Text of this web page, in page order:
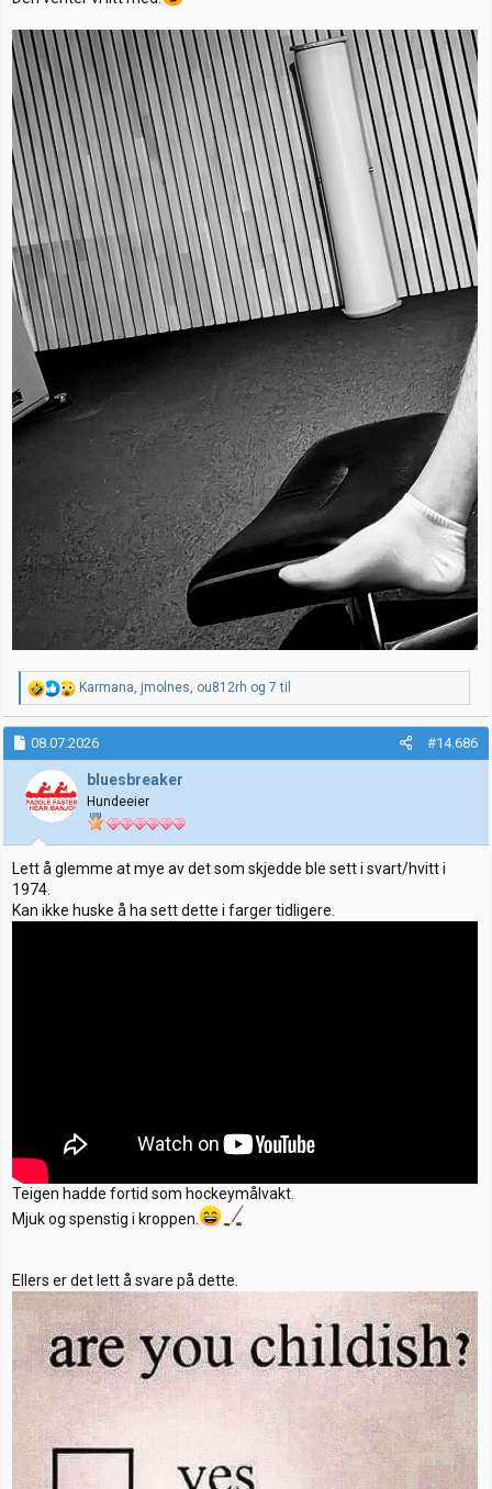
R
e
a
k
s
r
:
Karmana, jmolnes, ou812rh og 7 til
08.07.2026 #14.686
bluesbreaker
Hundeeier
Lett å glemme at mye av det som skjedde ble sett i svart/hvitt i
1974.
Kan ikke huske å ha sett dette i farger tidligere.
Teigen hadde fortid som hockeymålvakt.
Mjuk og spenstig i kroppen.
Ellers er det lett å svare på dette.